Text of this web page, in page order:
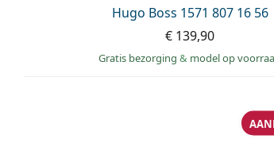
Hugo Boss 1571 807 16 56
€ 139,90
Gratis bezorging & model op